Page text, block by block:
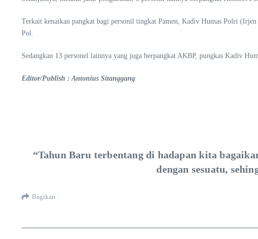
Terkait kenaikan pangkat bagi personil tingkat Pamen, Kadiv Humas Polri
Pol.
Sedangkan 13 personel lainnya yang juga berpangkat AKBP, pungkas Kadiv
Editor/Publish : Antonius Sitanggang
“Tahun Baru terbentang di hadapan kita
dengan sesuatu,
Bagikan :